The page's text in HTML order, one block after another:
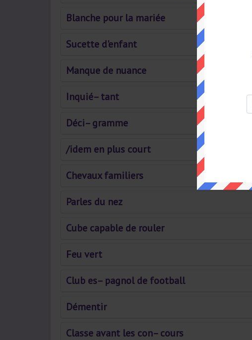
Blanche pour la mariée
Sucette d'enfant
Manque de nuance
Inquié– tant
Déci– gramme
/idem en plus court
Chevaux familiers
Parles du nez
Cube capable de rouler
Feu vert
Club es– pagnol de football
Démentir
Classe avant les con– cours